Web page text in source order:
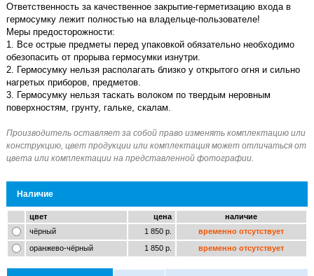
Ответственность за качественное закрытие-герметизацию входа в
гермосумку лежит полностью на владельце-пользователе!
Меры предосторожности:
1. Все острые предметы перед упаковкой обязательно необходимо
обезопасить от прорыва гермосумки изнутри.
2. Гермосумку нельзя располагать близко у открытого огня и сильно
нагретых приборов, предметов.
3. Гермосумку нельзя таскать волоком по твердым неровным
поверхностям, грунту, гальке, скалам.
Наличие
цвет цена
наличие
чёрный
1 850 р.
временно отсутствует
оранжево-чёрный
1 850 р. временно отсутствует